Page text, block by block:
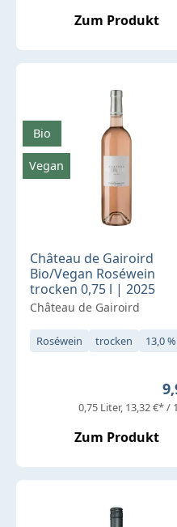
Zum Produkt
Château de Gairoird
Bio/Vegan Roséwein
trocken 0,75 l | 2025
Château de Gairoird
Roséwein trocken 13,0
0,75 Liter 13,32 €* /
Zum Produkt
Bio
Vegan